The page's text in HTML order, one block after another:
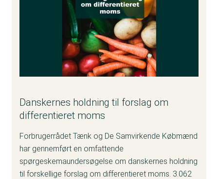
Danskernes holdning til forslag om
differentieret moms
Forbrugerrådet Tænk og De Samvirkende Købmænd
har gennemført en omfattende
spørgeskemaundersøgelse om danskernes holdning
til forskellige forslag om differentieret moms. 3.062